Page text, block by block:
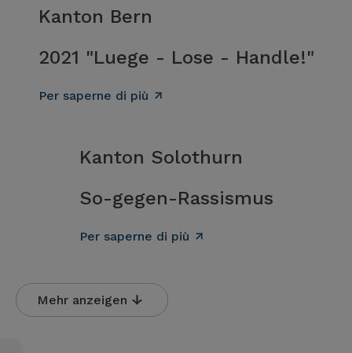
Kanton Bern
2021 "Luege - Lose - Handle!"
Per saperne di più
Kanton Solothurn
So-gegen-Rassismus
Per saperne di più
Mehr anzeigen